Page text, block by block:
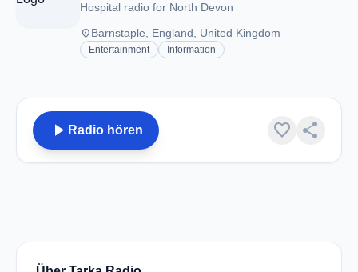
Hospital radio for North Devon
placeBarnstaple, England, United Kingdom
Entertainment Information
play_arrow Radio hören favorite share